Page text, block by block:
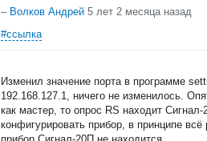
– Волков Андрей 5 лет 2 месяца назад
#ссылка
Изменил значение порта в программе
192.168.127.1, ничего не изменилось.
как мастер, то опрос RS находит
конфигурировать прибор, в принципе